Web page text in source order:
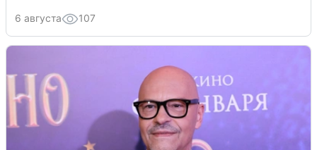
6 августа 107